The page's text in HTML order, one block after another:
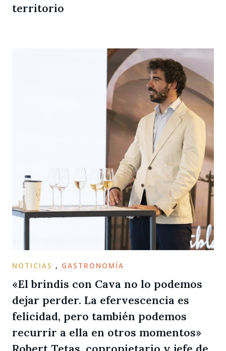
territorio
NOTICIAS , GASTRONOMÍA
«El brindis con Cava no lo podemos
dejar perder. La efervescencia es
felicidad, pero también podemos
recurrir a ella en otros momentos»